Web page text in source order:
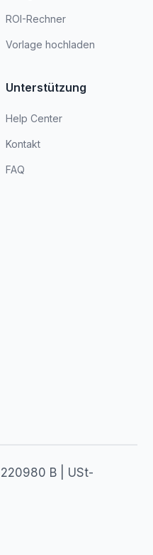
ROI-Rechner
Vorlage hochladen
Unterstützung
Help Center
Kontakt
FAQ
B | USt-